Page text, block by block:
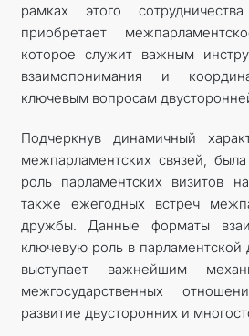
рамках этого
приобретает
которое служит важным
взаимопонимания и
ключевым вопросам
Подчеркнув динамичный
межпарламентских связей,
роль парламентских визитов
также ежегодных встреч
дружбы. Данные форматы
ключевую роль в парламентской
выступает важнейшим
межгосударственных
развитие двусторонних и